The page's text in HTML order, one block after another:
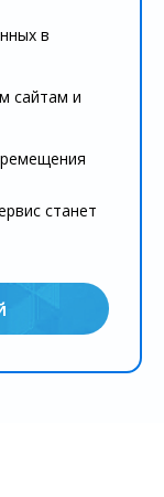
в
сайтам и
станет